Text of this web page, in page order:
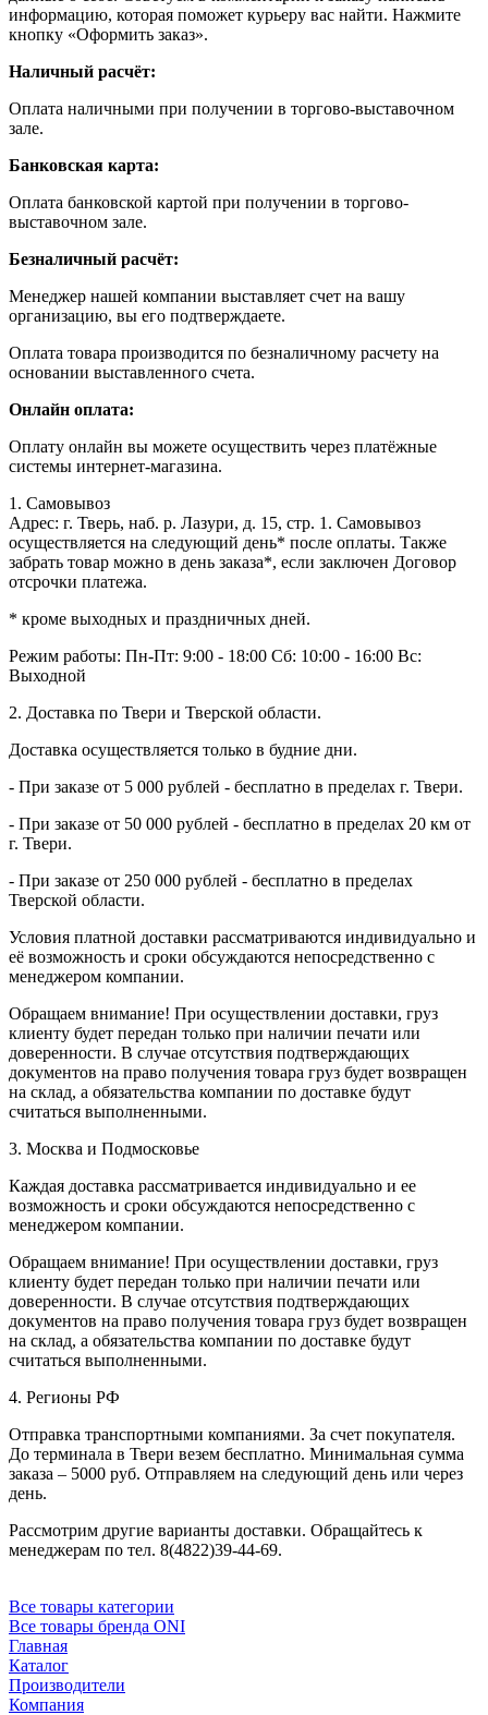
информацию, которая поможет курьеру вас найти. Нажмите
кнопку «Оформить заказ».
Наличный расчёт:
Оплата наличными при получении в торгово-выставочном
зале.
Банковская карта:
Оплата банковской картой при получении в торгово-
выставочном зале.
Безналичный расчёт:
Менеджер нашей компании выставляет счет на вашу
организацию, вы его подтверждаете.
Оплата товара производится по безналичному расчету на
основании выставленного счета.
Онлайн оплата:
Оплату онлайн вы можете осуществить через платёжные
системы интернет-магазина.
1. Самовывоз
Адрес: г. Тверь, наб. р. Лазури, д. 15, стр. 1. Самовывоз
осуществляется на следующий день* после оплаты. Также
забрать товар можно в день заказа*, если заключен Договор
отсрочки платежа.
* кроме выходных и праздничных дней.
Режим работы: Пн-Пт: 9:00 - 18:00 Сб: 10:00 - 16:00 Вс:
Выходной
2. Доставка по Твери и Тверской области.
Доставка осуществляется только в будние дни.
- При заказе от 5 000 рублей - бесплатно в пределах г. Твери.
- При заказе от 50 000 рублей - бесплатно в пределах 20 км от
г. Твери.
- При заказе от 250 000 рублей - бесплатно в пределах
Тверской области.
Условия платной доставки рассматриваются индивидуально и
её возможность и сроки обсуждаются непосредственно с
менеджером компании.
Обращаем внимание! При осуществлении доставки, груз
клиенту будет передан только при наличии печати или
доверенности. В случае отсутствия подтверждающих
документов на право получения товара груз будет возвращен
на склад, а обязательства компании по доставке будут
считаться выполненными.
3. Москва и Подмосковье
Каждая доставка рассматривается индивидуально и ее
возможность и сроки обсуждаются непосредственно с
менеджером компании.
Обращаем внимание! При осуществлении доставки, груз
клиенту будет передан только при наличии печати или
доверенности. В случае отсутствия подтверждающих
документов на право получения товара груз будет возвращен
на склад, а обязательства компании по доставке будут
считаться выполненными.
4. Регионы РФ
Отправка транспортными компаниями. За счет покупателя.
До терминала в Твери везем бесплатно. Минимальная сумма
заказа – 5000 руб. Отправляем на следующий день или через
день.
Рассмотрим другие варианты доставки. Обращайтесь к
менеджерам по тел. 8(4822)39-44-69.
Все товары категории
Все товары бренда ONI
Главная
Каталог
Производители
Компания